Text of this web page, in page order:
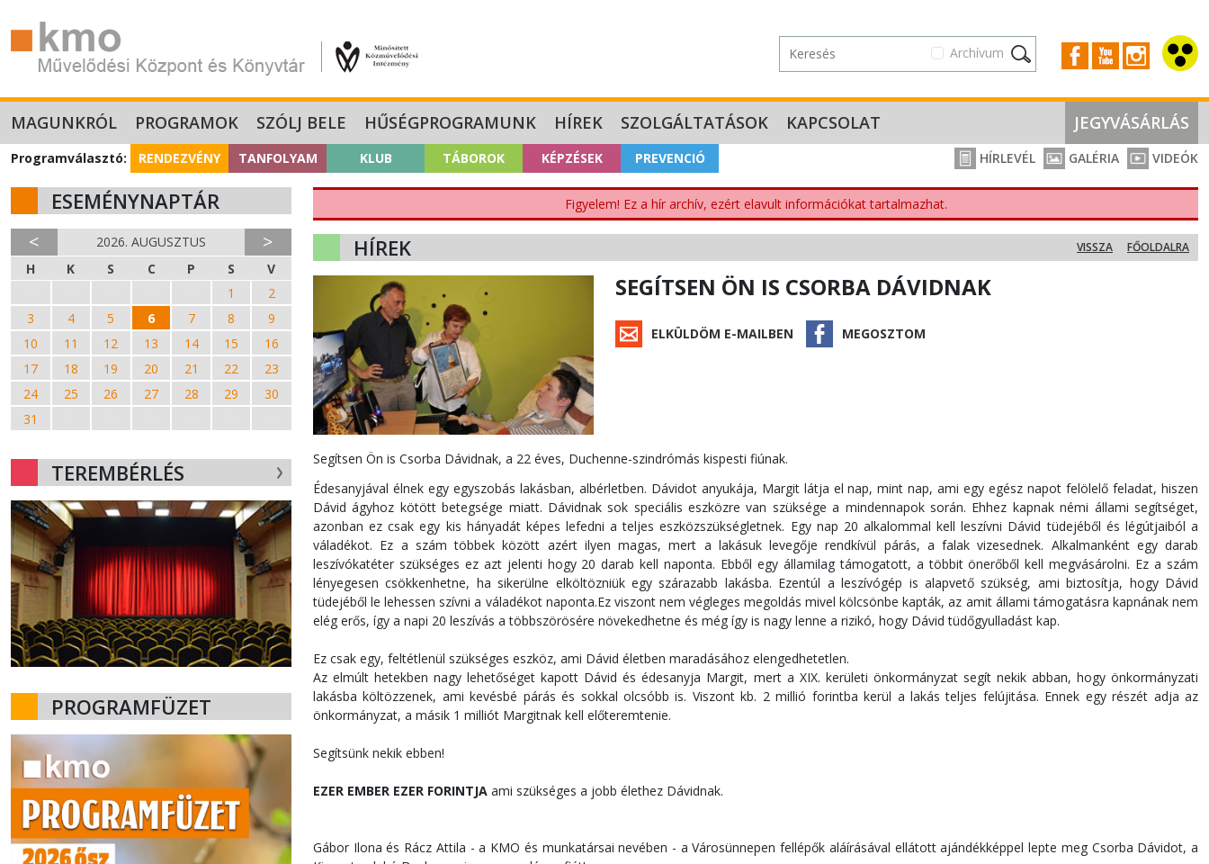
Archívum
MAGUNKRÓL PROGRAMOK SZÓLJ BELE HŰSÉGPROGRAMUNK HÍREK SZOLGÁLTATÁSOK KAPCSOLAT JEGYVÁSÁRLÁS
Programválasztó: RENDEZVÉNY TANFOLYAM KLUB TÁBOROK KÉPZÉSEK PREVENCIÓ HÍRLEVÉL GALÉRIA VIDEÓK
ESEMÉNYNAPTÁR
< 2026. AUGUSZTUS >
H K S C P S
V
1
2
3
4 5 6 7 8
9
10
11 12 13 14 15
16
17
18 19 20 21 22
23
24
25 26 27 28 29
30
31
TEREMBÉRLÉS
PROGRAMFÜZET
Figyelem! Ez a hír archív, ezért elavult információkat tartalmazhat.
HÍREK FŐOLDALRA
VISSZA
SEGÍTSEN ÖN IS CSORBA DÁVIDNAK
ELKÜLDÖM E-MAILBEN MEGOSZTOM
Segítsen Ön is Csorba Dávidnak, a 22 éves, Duchenne-szindrómás kispesti fiúnak.
Édesanyjával élnek egy egyszobás lakásban, albérletben. Dávidot anyukája, Margit látja el nap, mint nap, ami egy egész napot felölelő feladat, hiszen
Dávid ágyhoz kötött betegsége miatt. Dávidnak sok speciális eszközre van szüksége a mindennapok során. Ehhez kapnak némi állami segítséget,
azonban ez csak egy kis hányadát képes lefedni a teljes eszközszükségletnek. Egy nap 20 alkalommal kell leszívni Dávid tüdejéből és légútjaiból a
váladékot. Ez a szám többek között azért ilyen magas, mert a lakásuk levegője rendkívül párás, a falak vizesednek. Alkalmanként egy darab
leszívókatéter szükséges ez azt jelenti hogy 20 darab kell naponta. Ebből egy államilag támogatott, a többit önerőből kell megvásárolni. Ez a szám
lényegesen csökkenhetne, ha sikerülne elköltözniük egy szárazabb lakásba. Ezentúl a leszívógép is alapvető szükség, ami biztosítja, hogy Dávid
tüdejéből le lehessen szívni a váladékot naponta.Ez viszont nem végleges megoldás mivel kölcsönbe kapták, az amit állami támogatásra kapnának nem
elég erős, így a napi 20 leszívás a többszörösére növekedhetne és még így is nagy lenne a rizikó, hogy Dávid tüdőgyulladást kap.
Ez csak egy, feltétlenül szükséges eszköz, ami Dávid életben maradásához elengedhetetlen.
Az elmúlt hetekben nagy lehetőséget kapott Dávid és édesanyja Margit, mert a XIX. kerületi önkormányzat segít nekik abban, hogy önkormányzati
lakásba költözzenek, ami kevésbé párás és sokkal olcsóbb is. Viszont kb. 2 millió forintba kerül a lakás teljes felújitása. Ennek egy részét adja az
önkormányzat, a másik 1 milliót Margitnak kell előteremtenie.
Segítsünk nekik ebben!
EZER EMBER EZER FORINTJA ami szükséges a jobb élethez Dávidnak.
Gábor Ilona és Rácz Attila - a KMO és munkatársai nevében - a Városünnepen fellépők aláírásával ellátott ajándékképpel lepte meg Csorba Dávidot, a